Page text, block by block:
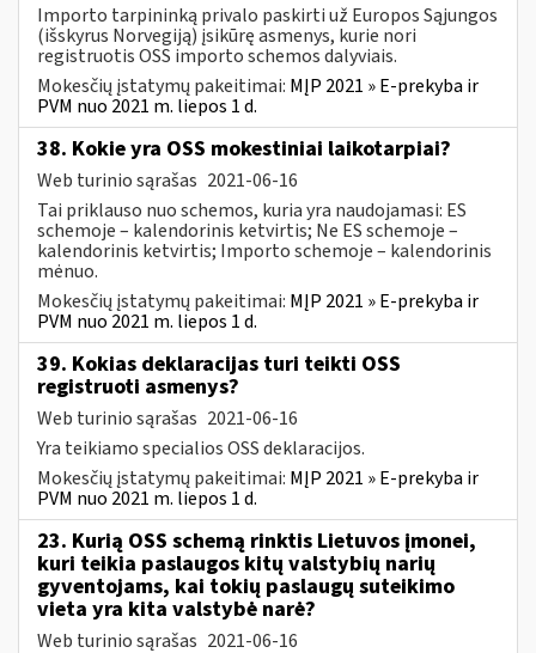
Importo tarpininką privalo paskirti už Europos Sąjungos
(išskyrus Norvegiją) įsikūrę asmenys, kurie nori
registruotis OSS importo schemos dalyviais.
Mokesčių įstatymų pakeitimai: MĮP 2021 » E-prekyba ir
PVM nuo 2021 m. liepos 1 d.
38. Kokie yra OSS mokestiniai laikotarpiai?
Web turinio sąrašas 2021-06-16
Tai priklauso nuo schemos, kuria yra naudojamasi: ES
schemoje – kalendorinis ketvirtis; Ne ES schemoje –
kalendorinis ketvirtis; Importo schemoje – kalendorinis
mėnuo.
Mokesčių įstatymų pakeitimai: MĮP 2021 » E-prekyba ir
PVM nuo 2021 m. liepos 1 d.
39. Kokias deklaracijas turi teikti OSS
registruoti asmenys?
Web turinio sąrašas 2021-06-16
Yra teikiamo specialios OSS deklaracijos.
Mokesčių įstatymų pakeitimai: MĮP 2021 » E-prekyba ir
PVM nuo 2021 m. liepos 1 d.
23. Kurią OSS schemą rinktis Lietuvos įmonei,
kuri teikia paslaugos kitų valstybių narių
gyventojams, kai tokių paslaugų suteikimo
vieta yra kita valstybė narė?
Web turinio sąrašas 2021-06-16